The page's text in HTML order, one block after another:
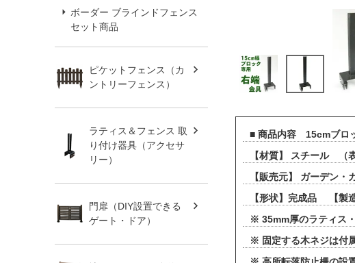
ボーダー ブラインドフェンス
セット商品
ピケットフェンス（カ
ントリーフェンス）
ラティス＆フェンス 取
り付け器具（アクセサ
リー）
門扉（DIY設置できる
ゲート・ドア）
■ 商品内容 15cmブロ
【材質】 スチール （
【販売元】 ガーデン
【形状】完成品 【製
※ 35mm厚のラティス
※ 固定する木ネジは付